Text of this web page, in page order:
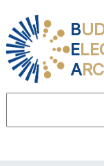
B
E
A